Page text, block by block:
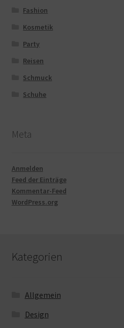
Fashion
Kosmetik
Party
Reisen
Schmuck
Schuhe
Meta
Anmelden
Feed der Einträge
Kommentar-Feed
WordPress.org
Kategorien
Allgemein
Design